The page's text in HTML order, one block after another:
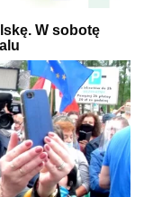
W sobotę